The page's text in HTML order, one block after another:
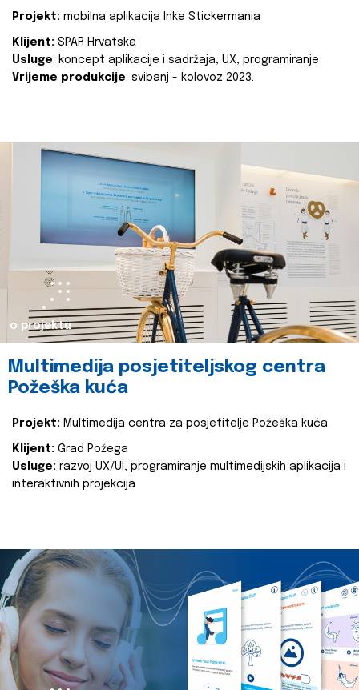
Projekt: mobilna aplikacija Inke Stickermania
Klijent: SPAR Hrvatska
Usluge: koncept aplikacije i sadržaja, UX, programiranje
Vrijeme produkcije: svibanj - kolovoz 2023.
o projektu
Multimedija posjetiteljskog centra
Požeška kuća
Projekt: Multimedija centra za posjetitelje Požeška kuća
Klijent: Grad Požega
Usluge: razvoj UX/UI, programiranje multimedijskih aplikacija i
interaktivnih projekcija